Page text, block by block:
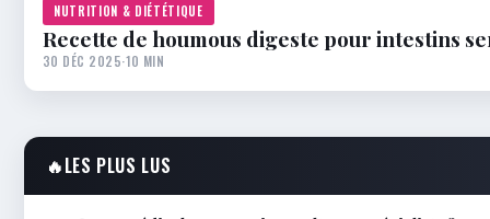
NUTRITION & DIÉTÉTIQUE
Recette de houmous digeste pour intestins
30 DÉC 2025·10 MIN
🔥LES PLUS LUS